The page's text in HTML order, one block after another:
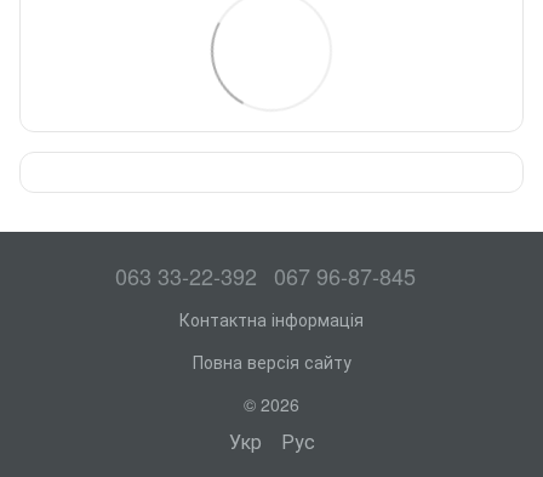
063 33-22-392 067 96-87-845
Контактна інформація
Повна версія сайту
© 2026
Укр Рус